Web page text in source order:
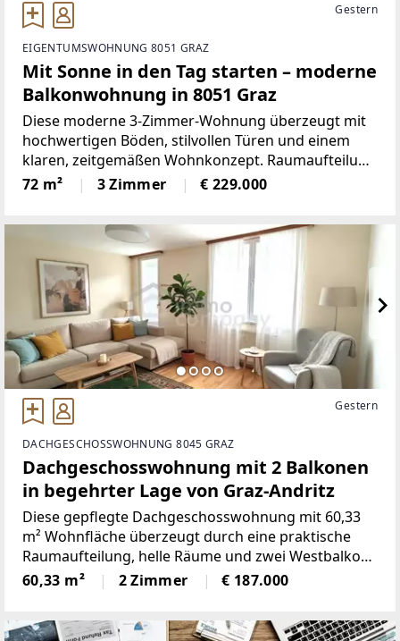
Gestern
EIGENTUMSWOHNUNG 8051 GRAZ
Mit Sonne in den Tag starten – moderne
Balkonwohnung in 8051 Graz
Diese moderne 3-Zimmer-Wohnung überzeugt mit
hochwertigen Böden, stilvollen Türen und einem
klaren, zeitgemäßen Wohnkonzept. Raumaufteilung
& AusstattungDie Wohnung überzeugt durch eine
durchdachte Raumaufteilung und bietet
72 m² 3 Zimmer € 229.000
Gestern
DACHGESCHOSSWOHNUNG 8045 GRAZ
Dachgeschosswohnung mit 2 Balkonen
in begehrter Lage von Graz-Andritz
Diese gepflegte Dachgeschosswohnung mit 60,33
m² Wohnfläche überzeugt durch eine praktische
Raumaufteilung, helle Räume und zwei Westbalkone
mit schönem Ausblick ins Grüne.Die Wohnung
verfügt über ein Wohnzimmer, ein Schlafzimmer,
60,33 m² 2 Zimmer € 187.000